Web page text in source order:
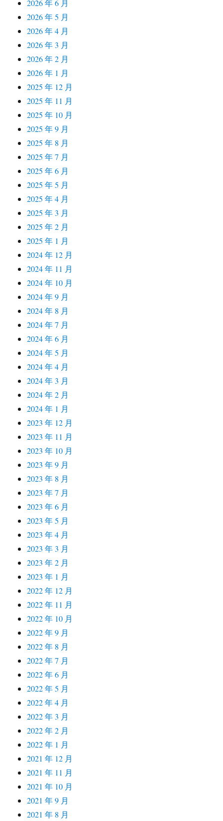
2026 年 6 月
2026 年 5 月
2026 年 4 月
2026 年 3 月
2026 年 2 月
2026 年 1 月
2025 年 12 月
2025 年 11 月
2025 年 10 月
2025 年 9 月
2025 年 8 月
2025 年 7 月
2025 年 6 月
2025 年 5 月
2025 年 4 月
2025 年 3 月
2025 年 2 月
2025 年 1 月
2024 年 12 月
2024 年 11 月
2024 年 10 月
2024 年 9 月
2024 年 8 月
2024 年 7 月
2024 年 6 月
2024 年 5 月
2024 年 4 月
2024 年 3 月
2024 年 2 月
2024 年 1 月
2023 年 12 月
2023 年 11 月
2023 年 10 月
2023 年 9 月
2023 年 8 月
2023 年 7 月
2023 年 6 月
2023 年 5 月
2023 年 4 月
2023 年 3 月
2023 年 2 月
2023 年 1 月
2022 年 12 月
2022 年 11 月
2022 年 10 月
2022 年 9 月
2022 年 8 月
2022 年 7 月
2022 年 6 月
2022 年 5 月
2022 年 4 月
2022 年 3 月
2022 年 2 月
2022 年 1 月
2021 年 12 月
2021 年 11 月
2021 年 10 月
2021 年 9 月
2021 年 8 月